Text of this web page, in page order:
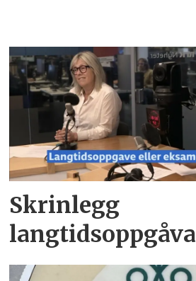
Skrinlegg
langtidsoppgåva